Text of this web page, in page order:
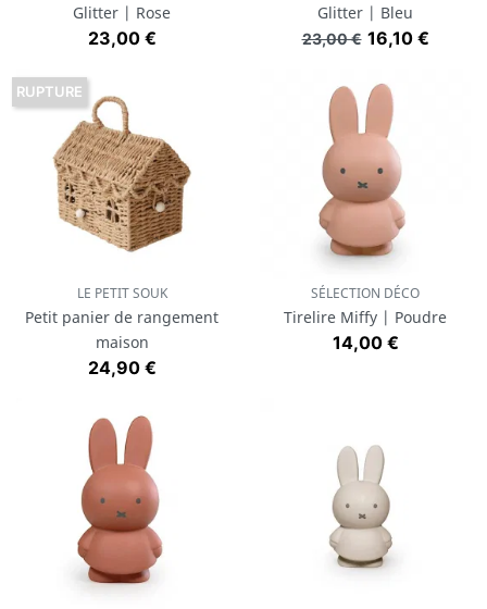
Glitter | Rose
Prix
23,00 €
Glitter | Bleu
Prix de base
23,00 € Prix
16,10 €
LE PETIT SOUK
Petit panier de rangement
maison
Prix
24,90 €
RUPTURE
SÉLECTION DÉCO
Tirelire Miffy | Poudre
Prix
14,00 €